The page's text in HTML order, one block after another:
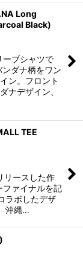
Long
Black)
ーブシャツで
ダナ柄をワン
ン。フロント
ナデザイン、
TEE
リースした作
ファイナルを記
ラボしたデザ
沖縄…